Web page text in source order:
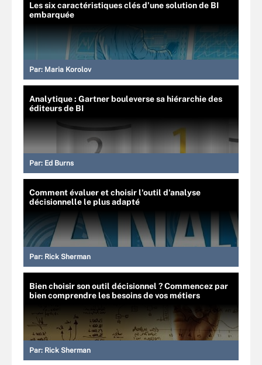
Les six caractéristiques clés d’une solution de BI
embarquée
Par: Maria Korolov
Analytique : Gartner bouleverse sa hiérarchie des
éditeurs de BI
Par: Ed Burns
Comment évaluer et choisir l'outil d'analyse
décisionnelle le plus adapté
Par: Rick Sherman
Bien choisir son outil décisionnel ? Commencez par
bien comprendre les besoins de vos métiers
Par: Rick Sherman